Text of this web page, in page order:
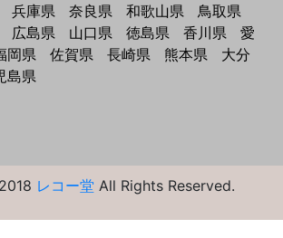
兵庫県 奈良県 和歌山県
鳥取県
広島県 山口県 徳島県 香川県
愛
岡県 佐賀県 長崎県 熊本県
大分
島県
レコー堂 All Rights Reserved.